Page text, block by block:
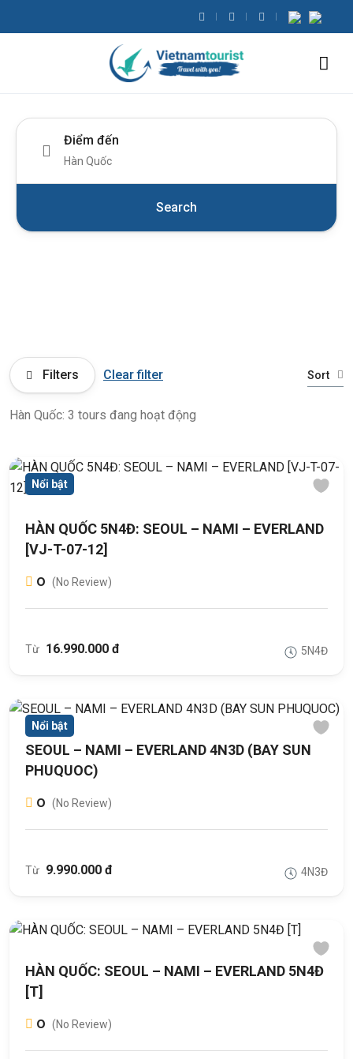
Điểm đến
Search
Filters Clear filter Sort
Hàn Quốc: 3 tours đang hoạt động
Nổi bật
HÀN QUỐC 5N4Đ: SEOUL – NAMI – EVERLAND
[VJ-T-07-12]
0 (No Review)
Từ 16.990.000 đ 5N4Đ
Nổi bật
SEOUL – NAMI – EVERLAND 4N3D (BAY SUN
PHUQUOC)
0 (No Review)
Từ 9.990.000 đ 4N3Đ
HÀN QUỐC: SEOUL – NAMI – EVERLAND 5N4Đ
[T]
0 (No Review)